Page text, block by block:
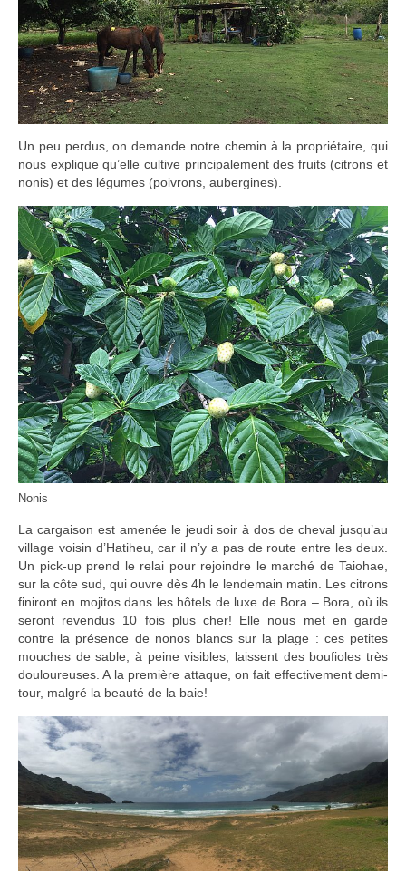
Un peu perdus, on demande notre chemin à la propriétaire, qui
nous explique qu’elle cultive principalement des fruits (citrons et
nonis) et des légumes (poivrons, aubergines).
Nonis
La cargaison est amenée le jeudi soir à dos de cheval jusqu’au
village voisin d’Hatiheu, car il n’y a pas de route entre les deux.
Un pick-up prend le relai pour rejoindre le marché de Taiohae,
sur la côte sud, qui ouvre dès 4h le lendemain matin. Les citrons
finiront en mojitos dans les hôtels de luxe de Bora – Bora, où ils
seront revendus 10 fois plus cher! Elle nous met en garde
contre la présence de nonos blancs sur la plage : ces petites
mouches de sable, à peine visibles, laissent des boufioles très
douloureuses. A la première attaque, on fait effectivement demi-
tour, malgré la beauté de la baie!